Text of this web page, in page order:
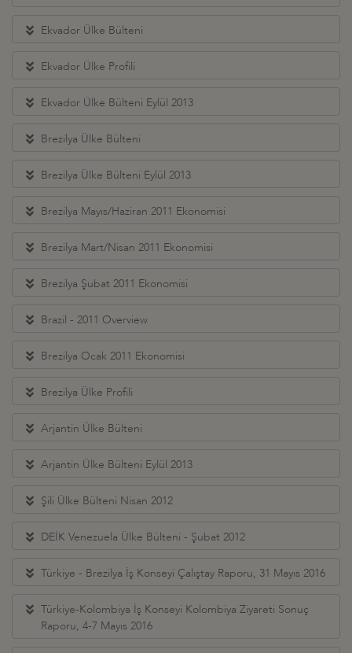
Ekvador Ülke Bülteni
Ekvador Ülke Profili
Ekvador Ülke Bülteni Eylül 2013
Brezilya Ülke Bülteni
Brezilya Ülke Bülteni Eylül 2013
Brezilya Mayıs/Haziran 2011 Ekonomisi
Brezilya Mart/Nisan 2011 Ekonomisi
Brezilya Şubat 2011 Ekonomisi
Brazil - 2011 Overview
Brezilya Ocak 2011 Ekonomisi
Brezilya Ülke Profili
Arjantin Ülke Bülteni
Arjantin Ülke Bülteni Eylül 2013
Şili Ülke Bülteni Nisan 2012
DEİK Venezuela Ülke Bülteni - Şubat 2012
Türkiye - Brezilya İş Konseyi Çalıştay Raporu, 31 Mayıs 2016
Türkiye-Kolombiya İş Konseyi Kolombiya Ziyareti Sonuç
Raporu, 4-7 Mayıs 2016